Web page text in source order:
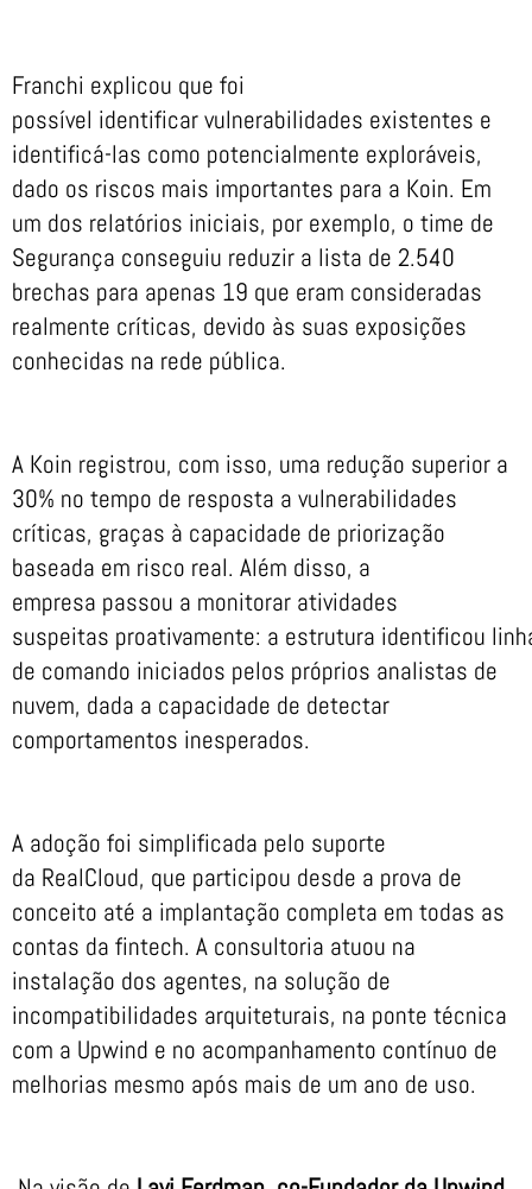
Franchi explicou que foi
possível identificar vulnerabilidades existentes e
identificá-las como potencialmente exploráveis,
dado os riscos mais importantes para a Koin. Em
um dos relatórios iniciais, por exemplo, o time de
Segurança conseguiu reduzir a lista de 2.540
brechas para apenas 19 que eram consideradas
realmente críticas, devido às suas exposições
conhecidas na rede pública.
A Koin registrou, com isso, uma redução superior a
30% no tempo de resposta a vulnerabilidades
críticas, graças à capacidade de priorização
baseada em risco real. Além disso, a
empresa passou a monitorar atividades
suspeitas proativamente: a estrutura identificou
de comando iniciados pelos próprios analistas de
nuvem, dada a capacidade de detectar
comportamentos inesperados.
A adoção foi simplificada pelo suporte
da RealCloud, que participou desde a prova de
conceito até a implantação completa em todas as
contas da fintech. A consultoria atuou na
instalação dos agentes, na solução de
incompatibilidades arquiteturais, na ponte técnica
com a Upwind e no acompanhamento contínuo de
melhorias mesmo após mais de um ano de uso.